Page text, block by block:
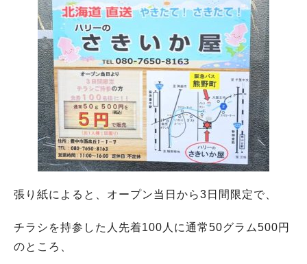
張り紙によると、オープン当日から3日間限定で、
チラシを持参した人先着100人に通常50グラム500円
のところ、